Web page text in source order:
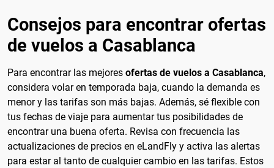
Consejos para encontrar ofertas
de vuelos a Casablanca
Para encontrar las mejores ofertas de vuelos a Casablanca,
considera volar en temporada baja, cuando la demanda es
menor y las tarifas son más bajas. Además, sé flexible con
tus fechas de viaje para aumentar tus posibilidades de
encontrar una buena oferta. Revisa con frecuencia las
actualizaciones de precios en eLandFly y activa las alertas
para estar al tanto de cualquier cambio en las tarifas. Estos